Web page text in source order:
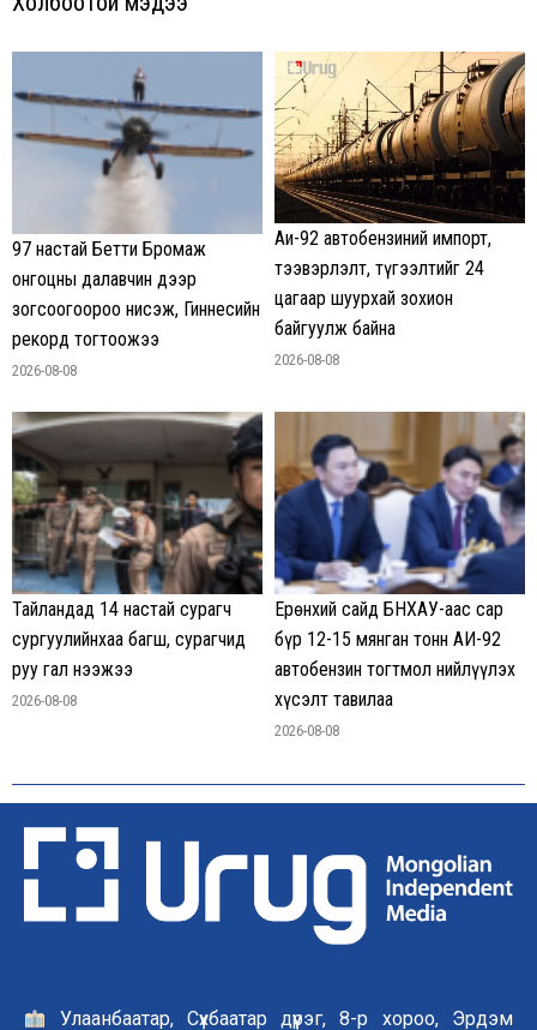
97 настай Бетти Бромаж
онгоцны далавчин дээр
зогсоогоороо нисэж, Гиннесийн
рекорд тогтоожээ
2026-08-08
Аи-92 автобензиний импорт,
тээвэрлэлт, түгээлтийг 24
цагаар шуурхай зохион
байгуулж байна
2026-08-08
Тайландад 14 настай сурагч
сургуулийнхаа багш, сурагчид
руу гал нээжээ
2026-08-08
Ерөнхий сайд БНХАУ-аас сар
бүр 12-15 мянган тонн АИ-92
автобензин тогтмол нийлүүлэх
хүсэлт тавилаа
2026-08-08
Улаанбаатар, Сүхбаатар дүүрэг, 8-р хороо, Эрдэм